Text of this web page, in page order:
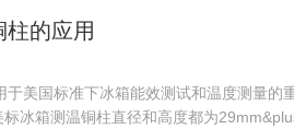
柱的应用
于美国标准下冰箱能效测试和温度测量
冰箱测温铜柱直径和高度都为